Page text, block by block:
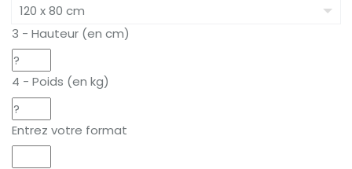
3 - Hauteur (en cm)
4 - Poids (en kg)
Entrez votre format